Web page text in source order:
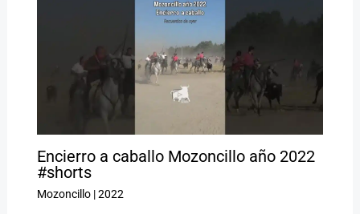
Encierro a caballo Mozoncillo año 2022
#shorts
Mozoncillo|2022